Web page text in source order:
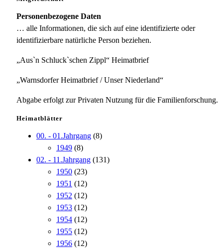
Personenbezogene Daten
… alle Informationen, die sich auf eine identifizierte oder
identifizierbare natürliche Person beziehen.
„Aus`n Schluck`schen Zippl“ Heimatbrief
„Warnsdorfer Heimatbrief / Unser Niederland“
Abgabe erfolgt zur Privaten Nutzung für die Familienforschung.
Heimatblätter
00. - 01.Jahrgang (8)
1949 (8)
02. - 11.Jahrgang (131)
1950 (23)
1951 (12)
1952 (12)
1953 (12)
1954 (12)
1955 (12)
1956 (12)